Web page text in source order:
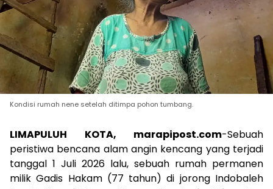
Kondisi rumah nene setelah ditimpa pohon tumbang.
LIMAPULUH KOTA, marapipost.com-Sebuah
peristiwa bencana alam angin kencang yang terjadi
tanggal 1 Juli 2026 lalu, sebuah rumah permanen
milik Gadis Hakam (77 tahun) di jorong Indobaleh